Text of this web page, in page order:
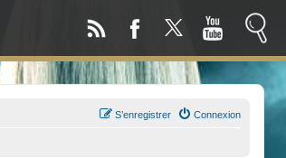
Connexion
S’enregistrer